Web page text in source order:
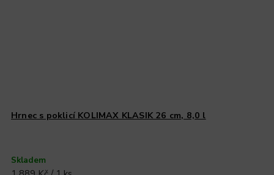
Hrnec s poklicí KOLIMAX KLASIK 26 cm, 8,0 l
Skladem